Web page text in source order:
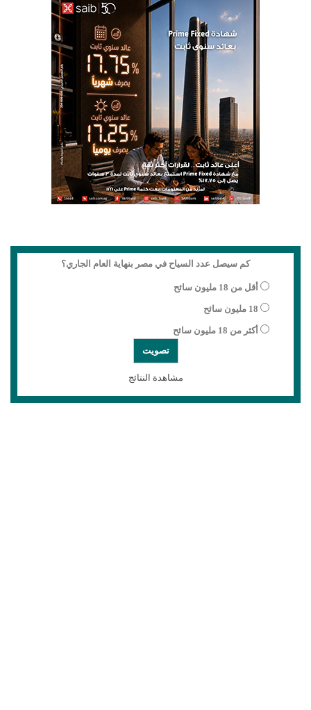
كم سيصل عدد السياح في مصر بنهاية العام الجاري؟
أقل من 18 مليون سائح
18 مليون سائح
أكثر من 18 مليون سائح
مشاهدة النتائج